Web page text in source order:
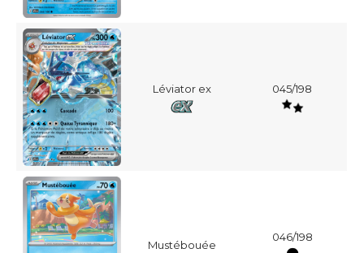
Léviator ex 045/198
Mustébouée
046/198